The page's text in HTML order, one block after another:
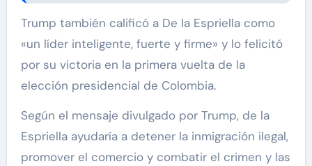
Trump también calificó a De la Espriella como
«un líder inteligente, fuerte y firme» y lo felicitó
por su victoria en la primera vuelta de la
elección presidencial de Colombia.
Según el mensaje divulgado por Trump, de la
Espriella ayudaría a detener la inmigración ilegal,
promover el comercio y combatir el crimen y las